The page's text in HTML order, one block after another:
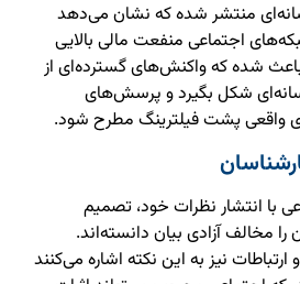
منتشر شده که نشان می‌دهد
اجتماعی منفعت مالی بالایی
شده که واکنش‌های گسترده‌ای از
شکل بگیرد و پرسش‌های
واقعی پشت فیلترینگ مطرح شود.
با انتشار نظرات خود، تصمیم
را مخالف آزادی بیان دانسته‌اند.
نیز به این نکته اشاره می‌کنند